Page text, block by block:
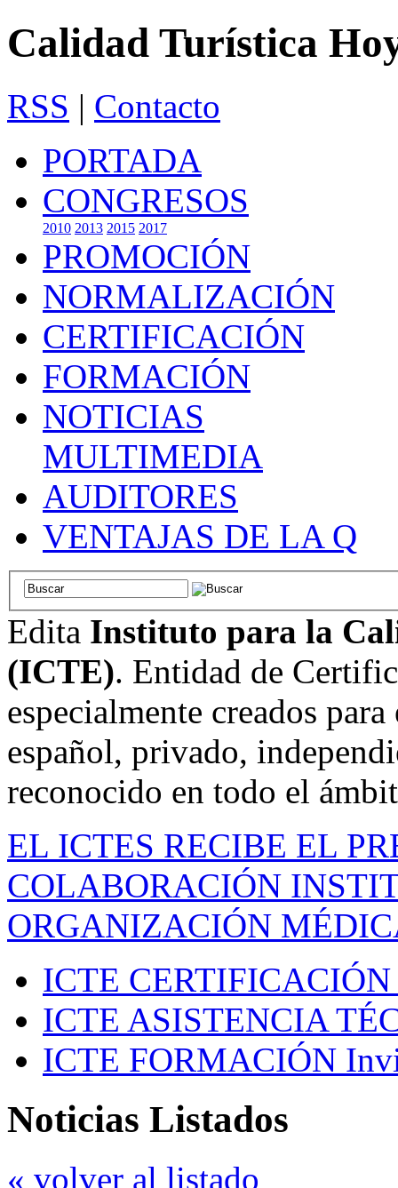
Calidad Turística
RSS | Contacto
PORTADA
CONGRESOS
2010 2013 2015 2017
PROMOCIÓN
NORMALIZACIÓN
CERTIFICACIÓN
FORMACIÓN
NOTICIAS
MULTIMEDIA
AUDITORES
VENTAJAS DE LA Q
Edita Instituto para la
(ICTE). Entidad de
especialmente creados
español, privado,
reconocido en todo el
EL ICTES RECIBE EL
COLABORACIÓN
ORGANIZACIÓN
ICTE CERTIFICACIÓN
ICTE ASISTENCIA
ICTE FORMACIÓN
Noticias Listados
« volver al listado